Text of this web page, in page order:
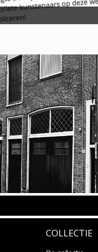
COLLECTIE